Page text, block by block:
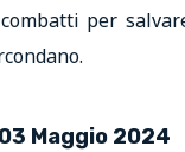
per
Maggio 2024